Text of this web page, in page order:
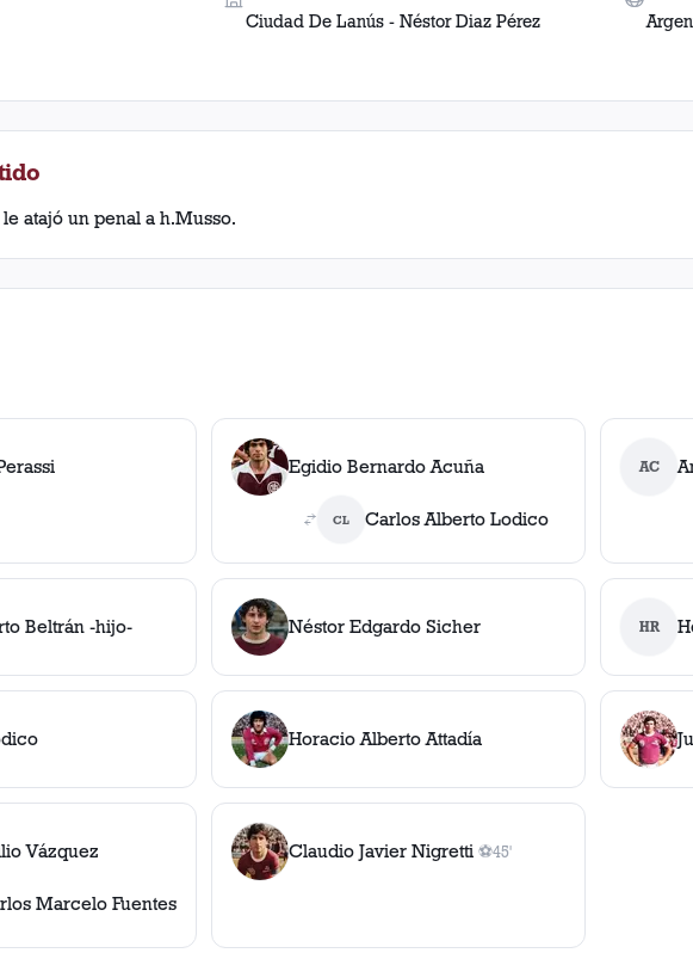
Ciudad De Lanús - Néstor Diaz Pérez
atajó un penal a h.Musso.
Egidio Bernardo Acuña
CL Carlos Alberto Lodico
AC
Beltrán -hijo- Néstor Edgardo Sicher HR
Horacio Alberto Attadía
Vázquez
Marcelo Fuentes
Claudio Javier Nigretti ⚽
1gol
45'